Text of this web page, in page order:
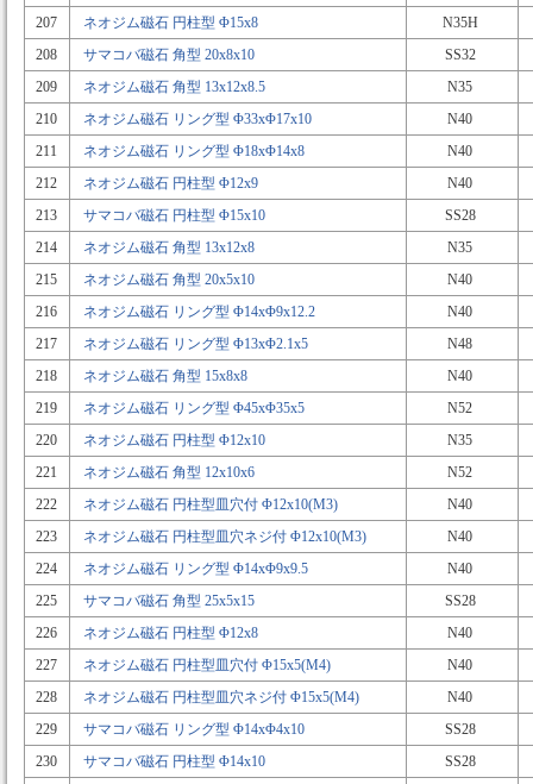
207
ネオジム磁石 円柱型 Φ15x8
N35H
208
サマコバ磁石 角型 20x8x10
SS32
209
ネオジム磁石 角型 13x12x8.5
N35
210
ネオジム磁石 リング型 Φ33xΦ17x10
N40
211
ネオジム磁石 リング型 Φ18xΦ14x8
N40
212
ネオジム磁石 円柱型 Φ12x9
N40
213
サマコバ磁石 円柱型 Φ15x10
SS28
214
ネオジム磁石 角型 13x12x8
N35
215
ネオジム磁石 角型 20x5x10
N40
216
ネオジム磁石 リング型 Φ14xΦ9x12.2
N40
217
ネオジム磁石 リング型 Φ13xΦ2.1x5
N48
218
ネオジム磁石 角型 15x8x8
N40
219
ネオジム磁石 リング型 Φ45xΦ35x5
N52
220
ネオジム磁石 円柱型 Φ12x10
N35
221
ネオジム磁石 角型 12x10x6
N52
222
ネオジム磁石 円柱型皿穴付 Φ12x10(M3)
N40
223
ネオジム磁石 円柱型皿穴ネジ付 Φ12x10(M3)
N40
224
ネオジム磁石 リング型 Φ14xΦ9x9.5
N40
225
サマコバ磁石 角型 25x5x15
SS28
226
ネオジム磁石 円柱型 Φ12x8
N40
227
ネオジム磁石 円柱型皿穴付 Φ15x5(M4)
N40
228
ネオジム磁石 円柱型皿穴ネジ付 Φ15x5(M4)
N40
229
サマコバ磁石 リング型 Φ14xΦ4x10
SS28
230
サマコバ磁石 円柱型 Φ14x10
SS28